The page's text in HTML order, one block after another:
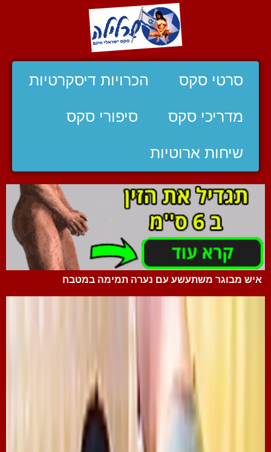
סרטי סקס הכרויות דיסקרטיות
מדריכי סקס סיפורי סקס
שיחות ארוטיות
איש מבוגר משתעשע עם נערה תמימה במטבח